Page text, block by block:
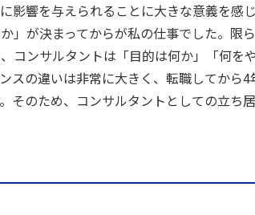
響を与えられることに大きな意義を感
が決まってからが私の仕事でした。限
コンサルタントは「目的は何か」「何を
スの違いは非常に大きく、転職してから
そのため、コンサルタントとしての立ち